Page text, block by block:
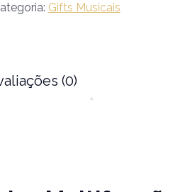
Gifts Musicais
(0)